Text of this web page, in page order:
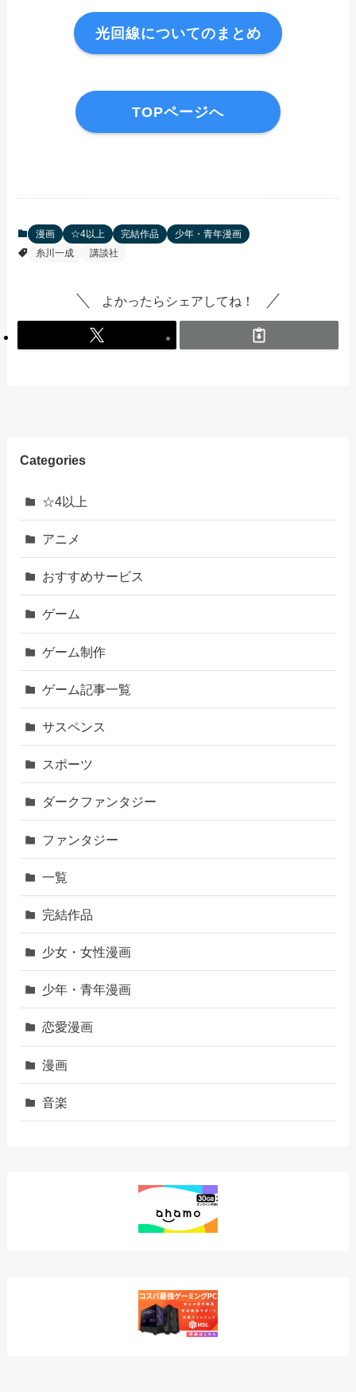
光回線についてのまとめ
TOPページへ
漫画 ☆4以上 完結作品
少年・青年漫画
糸川一成
講談社
よかったらシェアしてね！
Categories
☆4以上
アニメ
おすすめサービス
ゲーム
ゲーム制作
ゲーム記事一覧
サスペンス
スポーツ
ダークファンタジー
ファンタジー
一覧
完結作品
少女・女性漫画
少年・青年漫画
恋愛漫画
漫画
音楽